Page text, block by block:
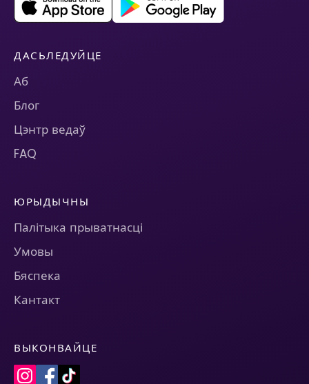
ДАСЬЛЕДУЙЦЕ
Аб
Блог
Цэнтр ведаў
FAQ
ЮРЫДЫЧНЫ
Палітыка прыватнасці
Умовы
Бяспека
Кантакт
ВЫКОНВАЙЦЕ